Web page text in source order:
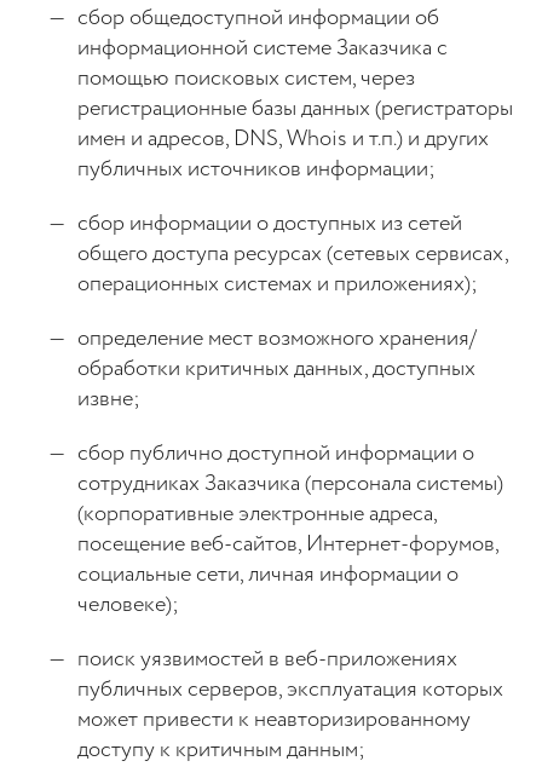
сбор общедоступной информации об
информационной системе Заказчика с
помощью поисковых систем, через
регистрационные базы данных (регистраторы
имен и адресов, DNS, Whois и т.п.) и других
публичных источников информации;
сбор информации о доступных из сетей
общего доступа ресурсах (сетевых сервисах,
операционных системах и приложениях);
определение мест возможного хранения/
обработки критичных данных, доступных
извне;
сбор публично доступной информации о
сотрудниках Заказчика (персонала системы)
(корпоративные электронные адреса,
посещение веб-сайтов, Интернет-форумов,
социальные сети, личная информации о
человеке);
поиск уязвимостей в веб-приложениях
публичных серверов, эксплуатация которых
может привести к неавторизированному
доступу к критичным данным;